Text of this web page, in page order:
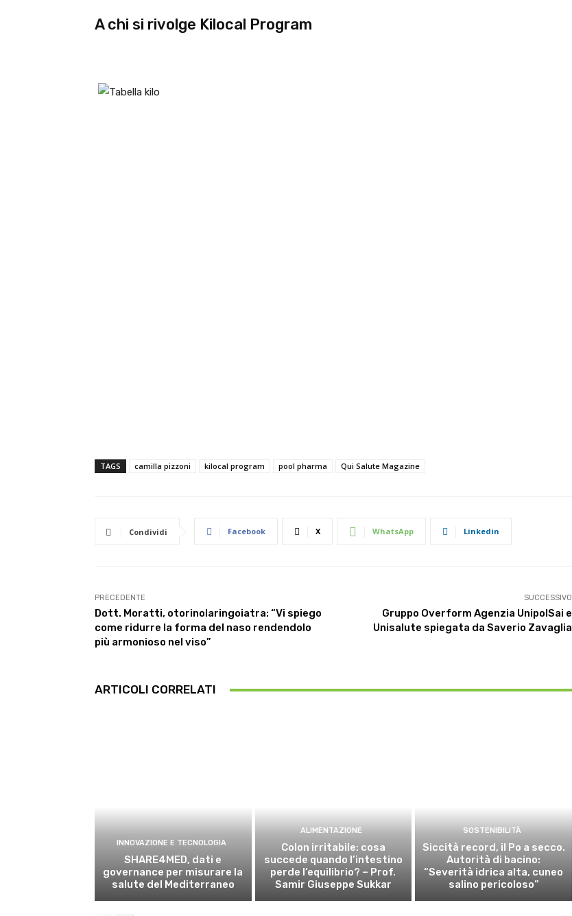
A chi si rivolge Kilocal Program
TAGS camilla pizzoni kilocal program pool pharma Qui Salute Magazine
Condividi Facebook X WhatsApp Linkedin
PRECEDENTE
Dott. Moratti, otorinolaringoiatra: “Vi spiego
come ridurre la forma del naso rendendolo
più armonioso nel viso”
SUCCESSIVO
Gruppo Overform Agenzia UnipolSai e
Unisalute spiegata da Saverio Zavaglia
ARTICOLI CORRELATI
INNOVAZIONE E TECNOLOGIA
SHARE4MED, dati e
governance per misurare la
salute del Mediterraneo
ALIMENTAZIONE
Colon irritabile: cosa
succede quando l’intestino
perde l’equilibrio? – Prof.
Samir Giuseppe Sukkar
SOSTENIBILITÀ
Siccità record, il Po a secco.
Autorità di bacino:
“Severità idrica alta, cuneo
salino pericoloso”